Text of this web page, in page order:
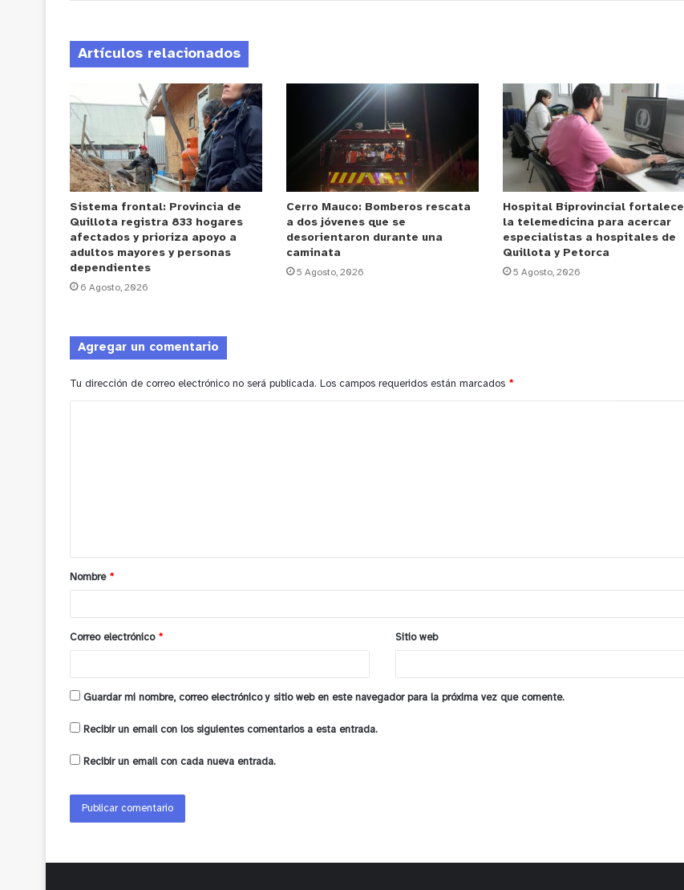
Artículos relacionados
Sistema frontal: Provincia de
Quillota registra 833 hogares
afectados y prioriza apoyo a
adultos mayores y personas
dependientes
6 Agosto, 2026
Cerro Mauco: Bomberos rescata
a dos jóvenes que se
desorientaron durante una
caminata
5 Agosto, 2026
Hospital Biprovincial fortalece
la telemedicina para acercar
especialistas a hospitales de
Quillota y Petorca
5 Agosto, 2026
Agregar un comentario
Tu dirección de correo electrónico no será publicada. Los campos requeridos están marcados *
a
r
*
Nombre *
Correo electrónico * Sitio web
Guardar mi nombre, correo electrónico y sitio web en este navegador para la próxima vez que comente.
Recibir un email con los siguientes comentarios a esta entrada.
Recibir un email con cada nueva entrada.